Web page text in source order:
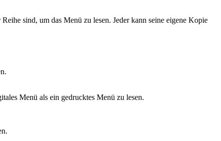
sind, um das Menü zu lesen. Jeder kann seine eigene Kopie
Menü als ein gedrucktes Menü zu lesen.